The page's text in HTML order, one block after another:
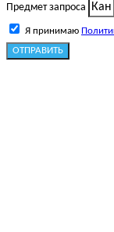
Предмет запроса
Я принимаю
ОТПРАВИТЬ